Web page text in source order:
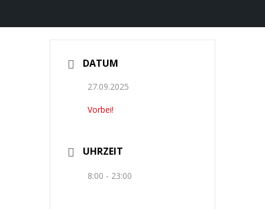
DATUM
27.09.2025
Vorbei!
UHRZEIT
8:00 - 23:00